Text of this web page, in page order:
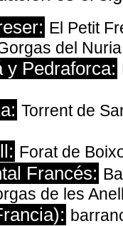
El Petit
del Nuria
y Pedraforca:
Torrent de
Forat de
Francés:
de les